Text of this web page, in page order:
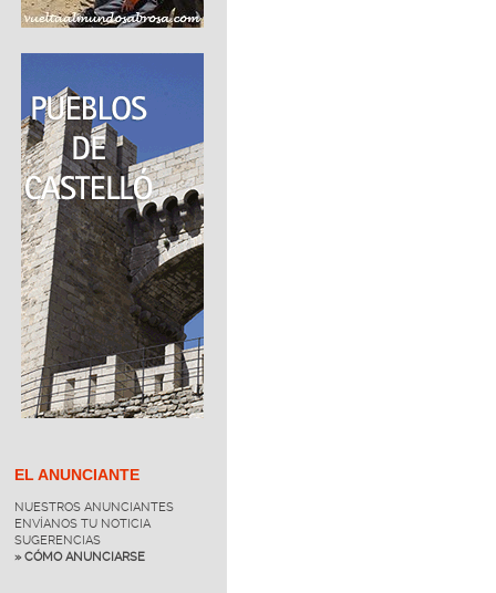
EL ANUNCIANTE
NUESTROS ANUNCIANTES
ENVÍANOS TU NOTICIA
SUGERENCIAS
» CÓMO ANUNCIARSE